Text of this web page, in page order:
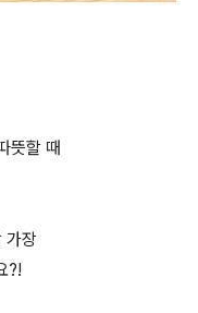
뜻할 때
가장
?!